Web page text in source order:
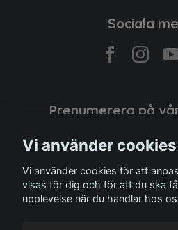
Sociala
Prenumerera på
Vi använder cookies
Vi använder cookies för att
visas för dig och för att du ska
upplevelse när du handlar hos